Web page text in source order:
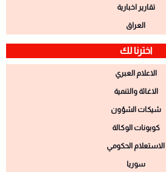
تقارير اخبارية
العراق
اخترنا لك
الاعلام العبري
الاغاثة والتنمية
شيكات الشؤون
كوبونات الوكالة
الاستعلام الحكومي
سوريا